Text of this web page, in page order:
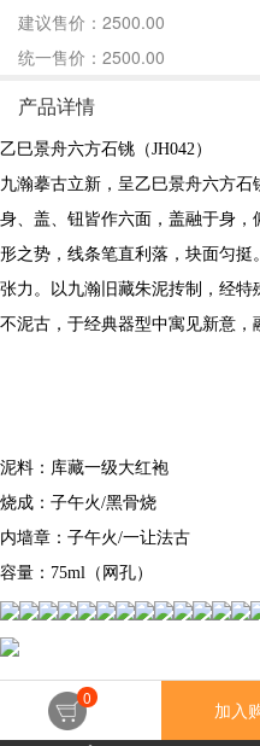
建议售价：2500.00
统一售价：2500.00
产品详情
乙巳景舟六方石铫（JH042）
九瀚摹古立新，呈乙巳景舟六方石
身、盖、钮皆作六面，盖融于身
形之势，线条笔直利落，块面匀
张力。以九瀚旧藏朱泥抟制，经
不泥古，于经典器型中寓见新意，
泥料：库藏一级大红袍
烧成：子午火/黑骨烧
内墙章：子午火/一让法古
容量：75ml（网孔）
0
加入